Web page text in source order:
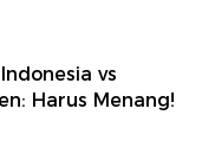
vs
Harus Menang!